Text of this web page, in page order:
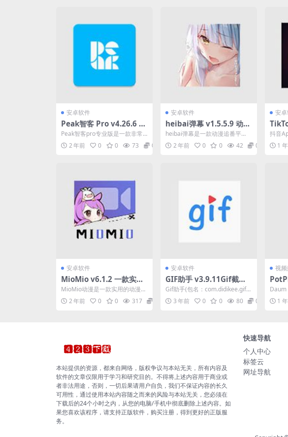
安卓软件
Peak智客 Pro v4.26.6 fo
r Android 专业版
Peak智客pro专业版是一款非常
有意思的脑力训练的APP，用户
可以在这款软件中...
2 年前 0 0 73 0
安卓软件
heibai弹幕 v1.5.5.9 动漫
追番平台，去广告追番利
器
heibai弹幕是一款动漫追番平
台，用户们可以在平台上观看到
海量的动漫资源，各种...
2 年前 0 0 42 0
安
版，
制，
抖音
频应
全球
1
安卓软件
MioMio v6.1.2 一款实用
的动漫观看软件
MioMio动漫是一款实用的动漫观
看软件，汇聚了大量最新和经典
的动漫资源，包括国...
2 年前 0 0 317
安卓软件
GIF助手 v3.9.11Gif截
图、制作、拆分软件，支
持对gif的多种处理
Gif助手(包名：com.didikee.gifp
arser)是一款最新的gif...
3 年前 0 0 80 0
视
多媒
版
Daum
的全
为 1
本站提供的资源，都来自网络，版权争议与本站无关，所有内容及
软件的文章仅限用于学习和研究目的。不得将上述内容用于商业或
者非法用途，否则，一切后果请用户自负，我们不保证内容的长久
可用性，通过使用本站内容随之而来的风险与本站无关，您必须在
下载后的24个小时之内，从您的电脑/手机中彻底删除上述内容。如
果您喜欢该程序，请支持正版软件，购买注册，得到更好的正版服
务。
快速导航
个人中心
标签云
网址导航